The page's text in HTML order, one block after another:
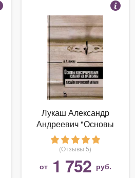
Лукаш Александр
Андреевич "Основы
конструирования
изделий из
древесины. Дизайн
корпусной мебели.
(Отзывы 5)
от 1 752 руб.